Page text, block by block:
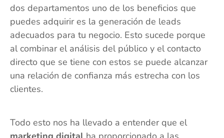
dos departamentos uno de los beneficios que
puedes adquirir es la generación de leads
adecuados para tu negocio. Esto sucede porque
al combinar el análisis del público y el contacto
directo que se tiene con estos se puede alcanzar
una relación de confianza más estrecha con los
clientes.
Todo esto nos ha llevado a entender que el